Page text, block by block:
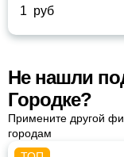
1 руб
Не нашли
Городке?
Примените другой
городам